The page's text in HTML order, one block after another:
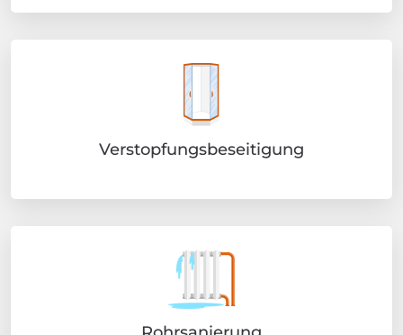
Verstopfungsbeseitigung